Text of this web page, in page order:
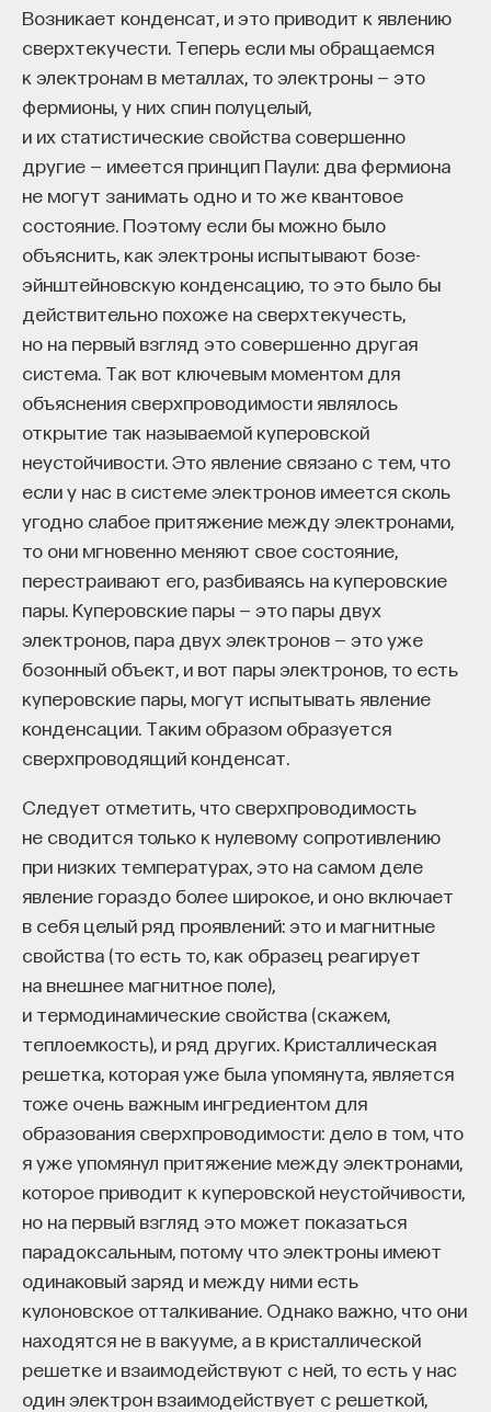
Возникает конденсат, и это приводит к явлению
сверхтекучести. Теперь если мы обращаемся
к электронам в металлах, то электроны — это
фермионы, у них спин полуцелый,
и их статистические свойства совершенно
другие — имеется принцип Паули: два фермиона
не могут занимать одно и то же квантовое
состояние. Поэтому если бы можно было
объяснить, как электроны испытывают бозе-
эйнштейновскую конденсацию, то это было бы
действительно похоже на сверхтекучесть,
но на первый взгляд это совершенно другая
система. Так вот ключевым моментом для
объяснения сверхпроводимости являлось
открытие так называемой куперовской
неустойчивости. Это явление связано с тем, что
если у нас в системе электронов имеется сколь
угодно слабое притяжение между электронами,
то они мгновенно меняют свое состояние,
перестраивают его, разбиваясь на куперовские
пары. Куперовские пары — это пары двух
электронов, пара двух электронов — это уже
бозонный объект, и вот пары электронов, то есть
куперовские пары, могут испытывать явление
конденсации. Таким образом образуется
сверхпроводящий конденсат.
Следует отметить, что сверхпроводимость
не сводится только к нулевому сопротивлению
при низких температурах, это на самом деле
явление гораздо более широкое, и оно включает
в себя целый ряд проявлений: это и магнитные
свойства (то есть то, как образец реагирует
на внешнее магнитное поле),
и термодинамические свойства (скажем,
теплоемкость), и ряд других. Кристаллическая
решетка, которая уже была упомянута, является
тоже очень важным ингредиентом для
образования сверхпроводимости: дело в том, что
я уже упомянул притяжение между электронами,
которое приводит к куперовской неустойчивости,
но на первый взгляд это может показаться
парадоксальным, потому что электроны имеют
одинаковый заряд и между ними есть
кулоновское отталкивание. Однако важно, что они
находятся не в вакууме, а в кристаллической
решетке и взаимодействуют с ней, то есть у нас
один электрон взаимодействует с решеткой,
И четвертая — социальная эффективность,
то есть забота о том, как человек будет работать
за пределами университета и насколько
эффективным окажется в команде и профессии.
Университет не всегда может точно
предсказать, какие именно рабочие места ждут
выпускника, но сама эта оптика тоже остается
отдельной идеологией. В зависимости от того,
в какой из этих логик работает университет,
у него будут совершенно разные ответы
на вопрос о целях образования».
Университет должен строить
будущее
«Есть представление о том, что университеты
готовят элиту, и отсюда возникает образ сложно
мыслящего, сложно устроенного человека.
Но здесь возникает и другой, гораздо более
целеполагание университета и кто задает тот
смысл, на который он работает? Мне кажется,
университет способен быть субъектом —
не просто выполнять внешний заказ,
а самостоятельно выбирать, на какое будущее
он работает. У него должна быть собственная
позиция: сначала определить, какое будущее
он хочет создавать, а затем разворачивать это
в своей деятельности. Когда университет
работает только под заказ, он занимает совсем
другую роль. У классического университета есть
редкая возможность — мыслить на длинной
дистанции и реально влиять на будущее: на то,
как будет мыслить элита, как будет устроена
экономика и как в целом будет разворачиваться
общество».
Знание нельзя просто передать
«Сама проблема гораздо старше, чем может
показаться. Если преподаватель выдает задание,
студент перепоручает его нейросети, а потом
просто приносит готовый текст, это лишь делает
старую проблему совсем уж неустранимой.
Но и привычная университетская схема, в которой
преподаватель что-то рассказал, студент что-то
записал, а затем попытался пересказать это
наизусть, тоже почти не оставляет места для